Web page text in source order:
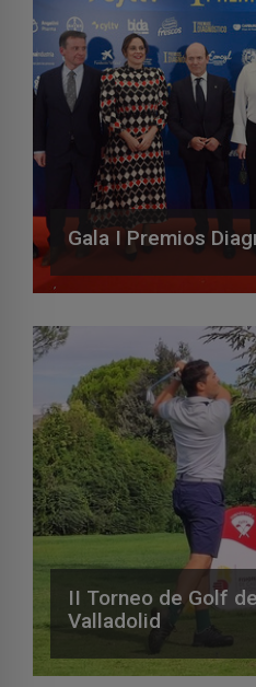
Gala I Premios
II Torneo de Golf
Valladolid